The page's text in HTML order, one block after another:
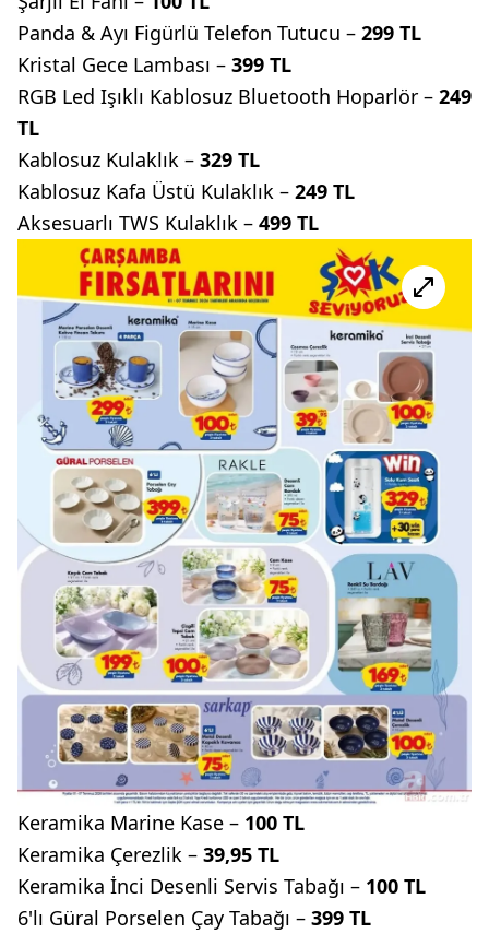
Panda & Ayı Figürlü Telefon Tutucu – 299 TL
Kristal Gece Lambası – 399 TL
RGB Led Işıklı Kablosuz Bluetooth Hoparlör – 249
TL
Kablosuz Kulaklık – 329 TL
Kablosuz Kafa Üstü Kulaklık – 249 TL
Aksesuarlı TWS Kulaklık – 499 TL
Keramika Marine Kase – 100 TL
Keramika Çerezlik – 39,95 TL
Keramika İnci Desenli Servis Tabağı – 100 TL
6'lı Güral Porselen Çay Tabağı – 399 TL